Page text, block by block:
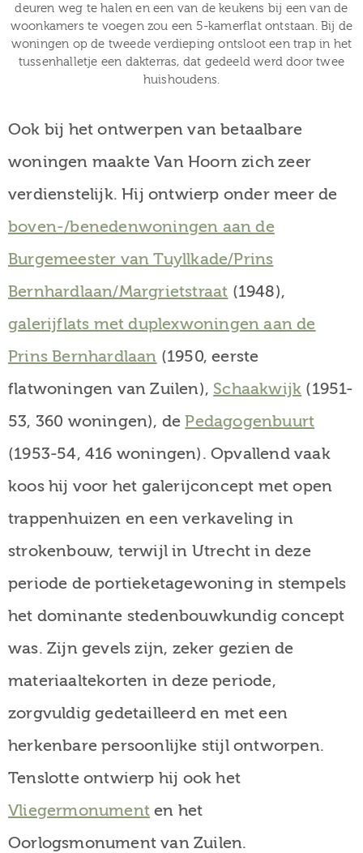
deuren weg te halen en een van de keukens bij een van de
woonkamers te voegen zou een 5-kamerflat ontstaan. Bij de
woningen op de tweede verdieping ontsloot een trap in het
tussenhalletje een dakterras, dat gedeeld werd door twee
huishoudens.
Ook bij het ontwerpen van betaalbare
woningen maakte Van Hoorn zich zeer
verdienstelijk. Hij ontwierp onder meer de
boven-/benedenwoningen aan de
Burgemeester van Tuyllkade/Prins
Bernhardlaan/Margrietstraat (1948),
galerijflats met duplexwoningen aan de
Prins Bernhardlaan (1950, eerste
flatwoningen van Zuilen), Schaakwijk (1951-
53, 360 woningen), dePedagogenbuurt
(1953-54, 416 woningen). Opvallend vaak
koos hij voor het galerijconcept met open
trappenhuizen en een verkaveling in
strokenbouw, terwijl in Utrecht in deze
periode de portieketagewoning in stempels
het dominante stedenbouwkundig concept
was. Zijn gevels zijn, zeker gezien de
materiaaltekorten in deze periode,
zorgvuldig gedetailleerd en met een
herkenbare persoonlijke stijl ontworpen.
Tenslotte ontwierp hij ook het
Vliegermonument en het
Oorlogsmonument van Zuilen.